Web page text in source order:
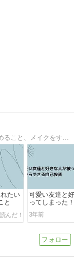
たい
と
可愛い友達と
ってしまった
くない！その
できる自分磨き
3年前